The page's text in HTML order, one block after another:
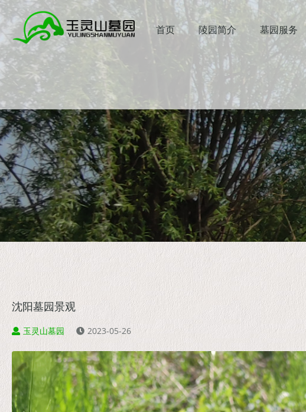
首页 陵园简介 墓园服务
沈阳墓园景观
玉灵山墓园 2023-05-26